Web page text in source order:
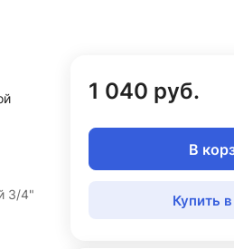
3/4"
1 040 руб.
В
Купить